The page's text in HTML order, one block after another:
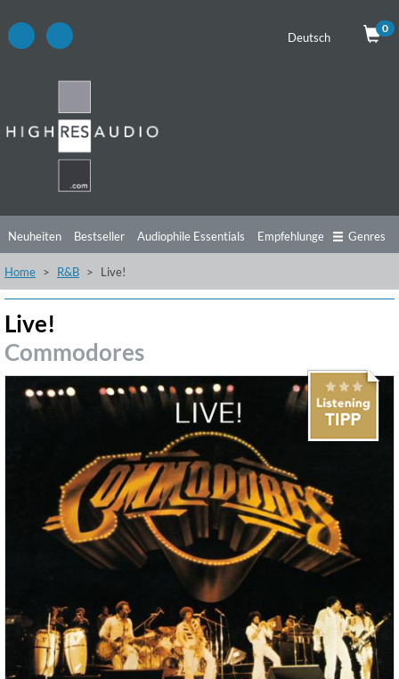
Deutsch
0
Neuheiten Bestseller Audiophile Essentials Empfehlungen
Hörtipps Top Alben
Genres
Home R&B Live!
Live!
Commodores